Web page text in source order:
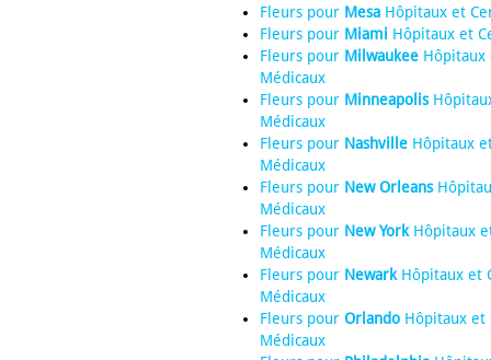
Fleurs pour Mesa Hôpitaux et
Fleurs pour Miami Hôpitaux et
Fleurs pour Milwaukee Hôpitaux
Médicaux
Fleurs pour Minneapolis
Médicaux
Fleurs pour Nashville Hôpitaux
Médicaux
Fleurs pour New Orleans
Médicaux
Fleurs pour New YorkHôpitaux
Médicaux
Fleurs pour NewarkHôpitaux et
Médicaux
Fleurs pour Orlando Hôpitaux et
Médicaux